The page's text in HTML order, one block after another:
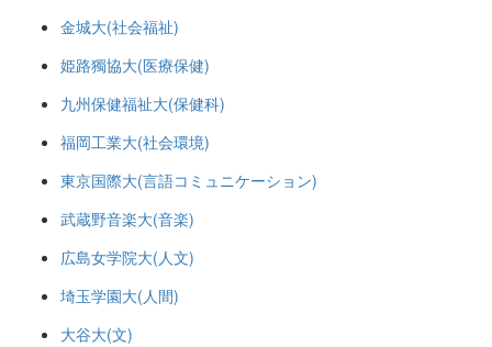
金城大(社会福祉)
姫路獨協大(医療保健)
九州保健福祉大(保健科)
福岡工業大(社会環境)
東京国際大(言語コミュニケーション)
武蔵野音楽大(音楽)
広島女学院大(人文)
埼玉学園大(人間)
大谷大(文)